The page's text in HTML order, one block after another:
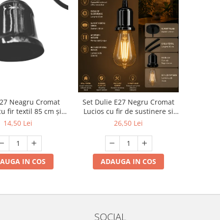
Neagru Cromat
fir textil 85 cm și
Ø10 cm, cu
14,50 Lei
IN COS
Set Dulie E27 Negru Cromat
Lucios cu fir de sustinere si
bec decorativ tip para cu
montaj
26,50 Lei
ADAUGA IN COS
SOCIAL